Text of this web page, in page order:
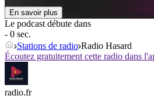
En savoir plus
Le podcast débute dans
- 0 sec.
Stations de radio Radio Hasard
Écoutez gratuitement cette radio dans
radio.fr